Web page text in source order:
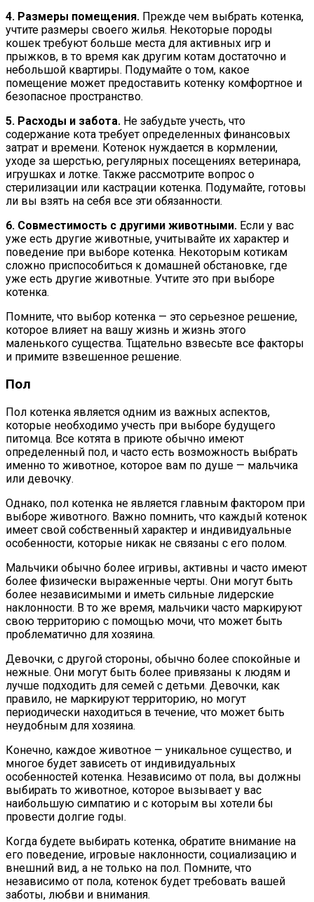
4. Размеры помещения. Прежде чем выбрать котенка,
учтите размеры своего жилья. Некоторые породы
кошек требуют больше места для активных игр и
прыжков, в то время как другим котам достаточно и
небольшой квартиры. Подумайте о том, какое
помещение может предоставить котенку комфортное и
безопасное пространство.
5. Расходы и забота. Не забудьте учесть, что
содержание кота требует определенных финансовых
затрат и времени. Котенок нуждается в кормлении,
уходе за шерстью, регулярных посещениях ветеринара,
игрушках и лотке. Также рассмотрите вопрос о
стерилизации или кастрации котенка. Подумайте, готовы
ли вы взять на себя все эти обязанности.
6. Совместимость с другими животными. Если у вас
уже есть другие животные, учитывайте их характер и
поведение при выборе котенка. Некоторым котикам
сложно приспособиться к домашней обстановке, где
уже есть другие животные. Учтите это при выборе
котенка.
Помните, что выбор котенка — это серьезное решение,
которое влияет на вашу жизнь и жизнь этого
маленького существа. Тщательно взвесьте все факторы
и примите взвешенное решение.
Пол
Пол котенка является одним из важных аспектов,
которые необходимо учесть при выборе будущего
питомца. Все котята в приюте обычно имеют
определенный пол, и часто есть возможность выбрать
именно то животное, которое вам по душе — мальчика
или девочку.
Однако, пол котенка не является главным фактором при
выборе животного. Важно помнить, что каждый котенок
имеет свой собственный характер и индивидуальные
особенности, которые никак не связаны с его полом.
Мальчики обычно более игривы, активны и часто имеют
более физически выраженные черты. Они могут быть
более независимыми и иметь сильные лидерские
наклонности. В то же время, мальчики часто маркируют
свою территорию с помощью мочи, что может быть
проблематично для хозяина.
Девочки, с другой стороны, обычно более спокойные и
нежные. Они могут быть более привязаны к людям и
лучше подходить для семей с детьми. Девочки, как
правило, не маркируют территорию, но могут
периодически находиться в течение, что может быть
неудобным для хозяина.
Конечно, каждое животное — уникальное существо, и
многое будет зависеть от индивидуальных
особенностей котенка. Независимо от пола, вы должны
выбирать то животное, которое вызывает у вас
наибольшую симпатию и с которым вы хотели бы
провести долгие годы.
Когда будете выбирать котенка, обратите внимание на
его поведение, игровые наклонности, социализацию и
внешний вид, а не только на пол. Помните, что
независимо от пола, котенок будет требовать вашей
заботы, любви и внимания.